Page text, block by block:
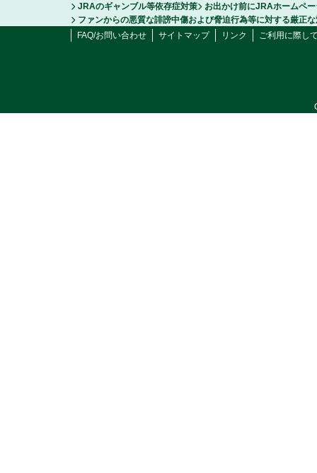
JRAのギャンブル等依存症対策
お出かけ前にJRAホームペ
ファンからの悪質な誹謗中傷および脅迫行為等に対する厳正
FAQ/お問い合わせ
サイトマップ リンク ご利用に際し